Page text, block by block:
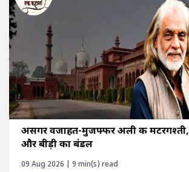
असगर वजाहत-मुजफ्फर अली की मटरगश्ती, ‘मौलाना घोड़ी ’
और बीड़ी का बंडल
09 Aug 2026 | 9 min(s) read